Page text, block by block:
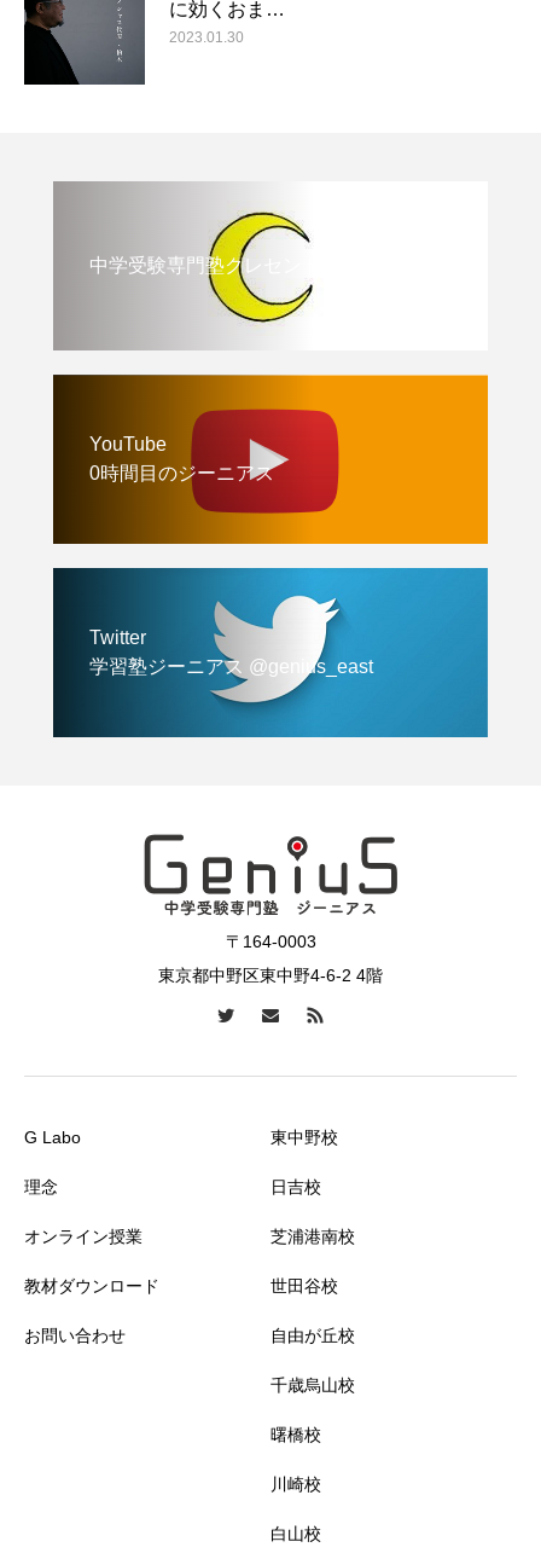
に効くおま…
2023.01.30
中学受験専門塾クレセント
YouTube
0時間目のジーニアス
Twitter
学習塾ジーニアス @genius_east
〒164-0003
東京都中野区東中野4-6-2 4階
G Labo
理念
オンライン授業
教材ダウンロード
お問い合わせ
東中野校
日吉校
芝浦港南校
世田谷校
自由が丘校
千歳烏山校
曙橋校
川崎校
白山校